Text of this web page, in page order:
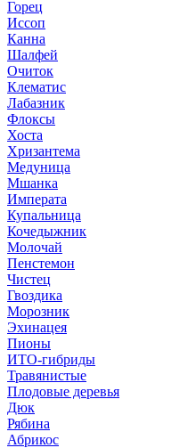
Горец
Иссоп
Канна
Шалфей
Очиток
Клематис
Лабазник
Флоксы
Хоста
Хризантема
Медуница
Мшанка
Императа
Купальница
Кочедыжник
Молочай
Пенстемон
Чистец
Гвоздика
Морозник
Эхинацея
Пионы
ИТО-гибриды
Травянистые
Плодовые деревья
Дюк
Рябина
Абрикос